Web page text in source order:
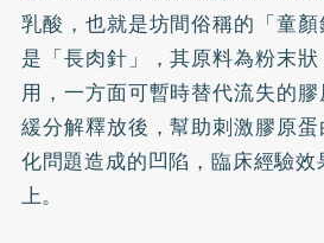
乳酸，也就是坊間俗稱的「童
是「長肉針」，其原料為粉末
用，一方面可暫時替代流失的膠
緩分解釋放後，幫助刺激膠原
化問題造成的凹陷，臨床經驗
上。